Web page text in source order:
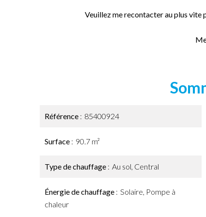
Veuillez me recontacter au plus vite
Référence 85400924
Surface 90.7 m²
Type de chauffage Au sol, Central
Énergie de chauffage
Solaire, Pompe à
chaleur